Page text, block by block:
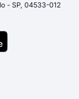
- SP, 04533-012